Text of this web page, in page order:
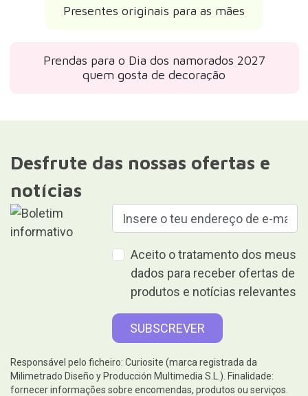
Presentes originais para as mães
Prendas para o Dia dos namorados 2027
quem gosta de decoração
Desfrute das nossas ofertas e
notícias
Aceito o tratamento dos meus
dados para receber ofertas de
produtos e notícias relevantes
Responsável pelo ficheiro: Curiosite (marca registrada da
Milimetrado Diseño y Producción Multimedia S.L.). Finalidade:
fornecer informações sobre encomendas, produtos ou serviços.